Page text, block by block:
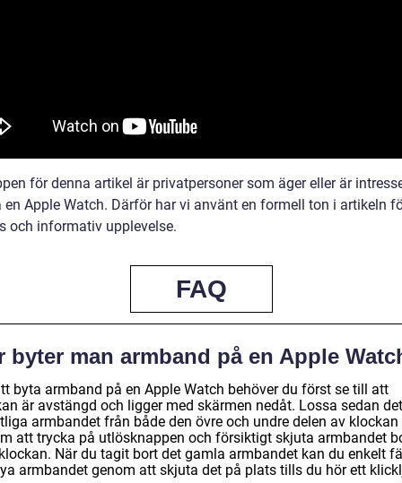
för denna artikel är privatpersoner som äger eller är
en Apple Watch. Därför har vi använt en formell ton i artikeln
och informativ upplevelse.
FAQ
byter man armband på en Apple
byta armband på en Apple Watch behöver du först se till att
är avstängd och ligger med skärmen nedåt. Lossa sedan det
armbandet från både den övre och undre delen av klockan
att trycka på utlösknappen och försiktigt skjuta armbandet
När du tagit bort det gamla armbandet kan du enkelt
armbandet genom att skjuta det på plats tills du hör ett